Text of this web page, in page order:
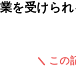
業を受けられ
この